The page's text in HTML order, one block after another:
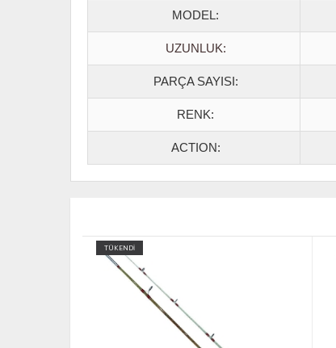
MODEL:
UZUNLUK:
PARÇA SAYISI:
RENK:
ACTION: